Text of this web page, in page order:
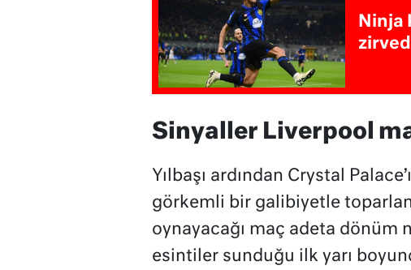
Ninja
Sinyaller Liverpool
Yılbaşı ardından Crystal
görkemli bir galibiyetle
oynayacağı maç adeta dönüm
esintiler sunduğu ilk yarı